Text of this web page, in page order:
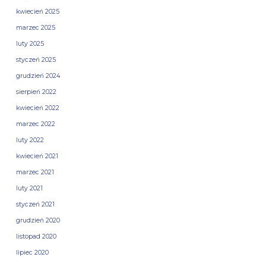
kwiecień 2025
marzec 2025
luty 2025
styczeń 2025
grudzień 2024
sierpień 2022
kwiecień 2022
marzec 2022
luty 2022
kwiecień 2021
marzec 2021
luty 2021
styczeń 2021
grudzień 2020
listopad 2020
lipiec 2020